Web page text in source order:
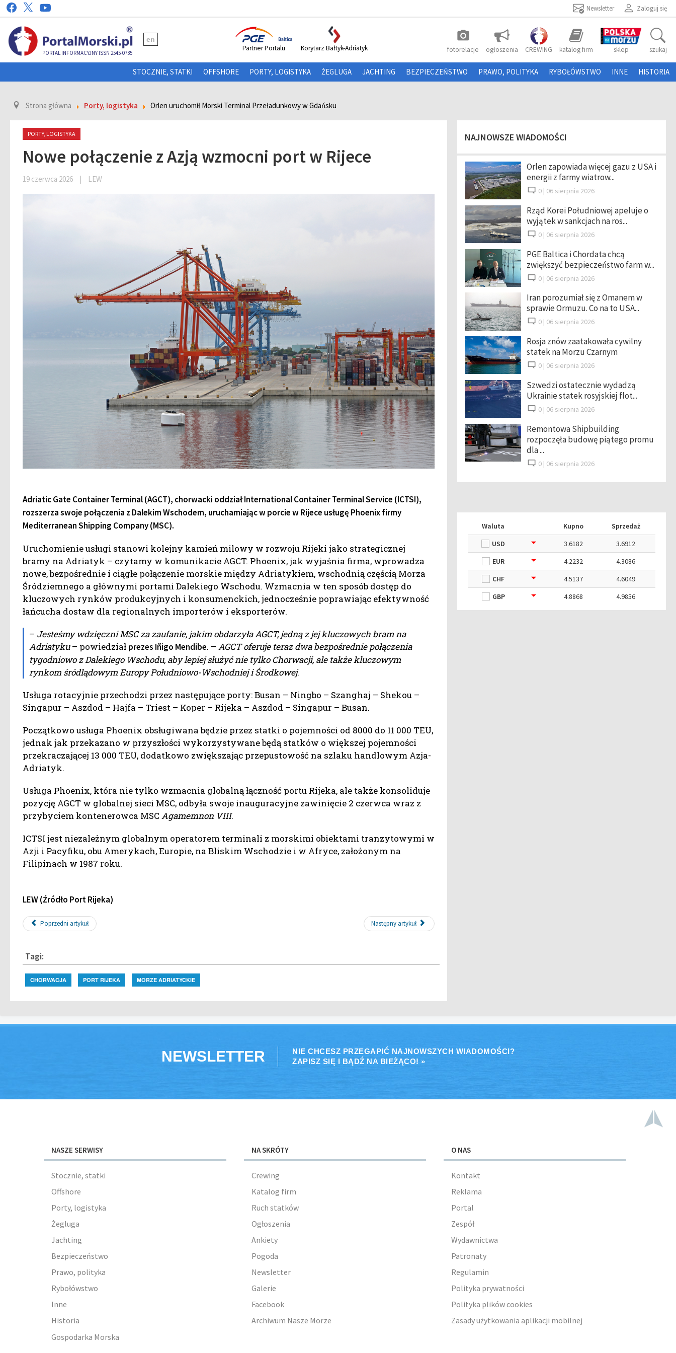
Zaloguj się
Newsletter
PORTAL INFORMACYJNY ISSN 2545-0735
en photo_camera
fotorelacje ogłoszenia CREWING katalog firm sklep szukaj
Partner Portalu Korytarz Bałtyk-Adriatyk
STOCZNIE, STATKI OFFSHORE PORTY, LOGISTYKA ŻEGLUGA JACHTING BEZPIECZEŃSTWO PRAWO, POLITYKA RYBOŁÓWSTWO INNE HISTORIA
Strona główna Porty, logistyka Orlen uruchomił Morski Terminal Przeładunkowy w Gdańsku
PORTY, LOGISTYKA
Nowe połączenie z Azją wzmocni port w Rijece
19 czerwca 2026 | LEW
Adriatic Gate Container Terminal (AGCT), chorwacki oddział International Container Terminal Service (ICTSI),
rozszerza swoje połączenia z Dalekim Wschodem, uruchamiając w porcie w Rijece usługę Phoenix firmy
Mediterranean Shipping Company (MSC).
Uruchomienie usługi stanowi kolejny kamień milowy w rozwoju Rijeki jako strategicznej
bramy na Adriatyk – czytamy w komunikacie AGCT. Phoenix, jak wyjaśnia firma, wprowadza
nowe, bezpośrednie i ciągłe połączenie morskie między Adriatykiem, wschodnią częścią Morza
Śródziemnego a głównymi portami Dalekiego Wschodu. Wzmacnia w ten sposób dostęp do
kluczowych rynków produkcyjnych i konsumenckich, jednocześnie poprawiając efektywność
łańcucha dostaw dla regionalnych importerów i eksporterów.
– Jesteśmy wdzięczni MSC za zaufanie, jakim obdarzyła AGCT, jedną z jej kluczowych bram na
Adriatyku– powiedział prezes Iñigo Mendibe. – AGCT oferuje teraz dwa bezpośrednie połączenia
tygodniowo z Dalekiego Wschodu, aby lepiej służyć nie tylko Chorwacji, ale także kluczowym
rynkom śródlądowym Europy Południowo-Wschodniej i Środkowej.
Usługa rotacyjnie przechodzi przez następujące porty: Busan – Ningbo – Szanghaj – Shekou –
Singapur – Aszdod – Hajfa – Triest – Koper – Rijeka – Aszdod – Singapur – Busan.
Początkowo usługa Phoenix obsługiwana będzie przez statki o pojemności od 8000 do 11 000 TEU,
jednak jak przekazano w przyszłości wykorzystywane będą statków o większej pojemności
przekraczającej 13 000 TEU, dodatkowo zwiększając przepustowość na szlaku handlowym Azja-
Adriatyk.
Usługa Phoenix, która nie tylko wzmacnia globalną łączność portu Rijeka, ale także konsoliduje
pozycję AGCT w globalnej sieci MSC, odbyła swoje inauguracyjne zawinięcie 2 czerwca wraz z
przybyciem kontenerowca MSC Agamemnon VIII.
ICTSI jest niezależnym globalnym operatorem terminali z morskimi obiektami tranzytowymi w
Azji i Pacyfiku, obu Amerykach, Europie, na Bliskim Wschodzie i w Afryce, założonym na
Filipinach w 1987 roku.
LEW (Źródło Port Rijeka)
Poprzedni artykuł Następny artykuł
Tagi:
CHORWACJA PORT RIJEKA MORZE ADRIATYCKIE
NAJNOWSZE WIADOMOŚCI
Orlen zapowiada więcej gazu z USA i
energii z farmy wiatrow...
0 | 06 sierpnia 2026
Rząd Korei Południowej apeluje o
wyjątek w sankcjach na ros...
0 | 06 sierpnia 2026
PGE Baltica i Chordata chcą
zwiększyć bezpieczeństwo farm w...
0 | 06 sierpnia 2026
Iran porozumiał się z Omanem w
sprawie Ormuzu. Co na to USA...
0 | 06 sierpnia 2026
Rosja znów zaatakowała cywilny
statek na Morzu Czarnym
0 | 06 sierpnia 2026
Szwedzi ostatecznie wydadzą
Ukrainie statek rosyjskiej flot...
0 | 06 sierpnia 2026
Remontowa Shipbuilding
rozpoczęła budowę piątego promu
dla ...
0 | 06 sierpnia 2026
Waluta Kupno
Sprzedaż
USD
3.6182
3.6912
EUR
4.2232
4.3086
CHF
4.5137
4.6049
GBP
4.8868 4.9856
NEWSLETTER
NIE CHCESZ PRZEGAPIĆ NAJNOWSZYCH WIADOMOŚCI?
ZAPISZ SIĘ I BĄDŹ NA BIEŻĄCO! »
NASZE SERWISY
Stocznie, statki
Offshore
Porty, logistyka
Żegluga
Jachting
Bezpieczeństwo
Prawo, polityka
Rybołówstwo
Inne
Historia
Gospodarka Morska
NA SKRÓTY
Crewing
Katalog firm
Ruch statków
Ogłoszenia
Ankiety
Pogoda
Newsletter
Galerie
Facebook
Archiwum Nasze Morze
O NAS
Kontakt
Reklama
Portal
Zespół
Wydawnictwa
Patronaty
Regulamin
Polityka prywatności
Polityka plików cookies
Zasady użytkowania aplikacji mobilnej